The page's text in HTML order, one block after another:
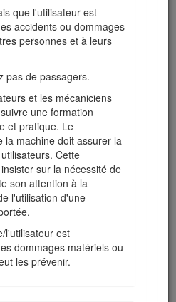
que l'utilisateur est
accidents ou dommages
personnes et à leurs
pas de passagers.
et les mécaniciens
une formation
et pratique. Le
la machine doit assurer la
Cette
sur la nécessité de
son attention à la
l'utilisation d'une
l'utilisateur est
dommages matériels ou
les prévenir.
pour faire passer des
Important, pour attirer l'attention
spécifiques et
des renseignements d'ordre
particulière.
les directives européennes
reportez-vous à
spécifique du produit fournie